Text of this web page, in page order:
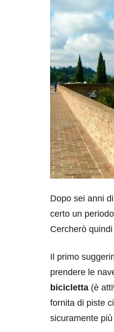
Dopo sei anni
certo un
Cercherò
Il primo
prendere le
bicicletta (è
fornita di piste
sicuramente